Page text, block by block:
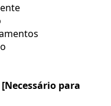
[Necessário para